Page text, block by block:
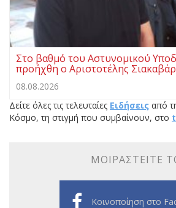
Στο βαθμό του Αστυνομικού
προήχθη ο Αριστοτέλης
08.08.2026
Δείτε όλες τις τελευταίες Ειδήσεις από
Κόσμο, τη στιγμή που συμβαίνουν, στο
ΜΟΙΡΑΣΤΕΊΤΕ
Κοινοποίηση στο